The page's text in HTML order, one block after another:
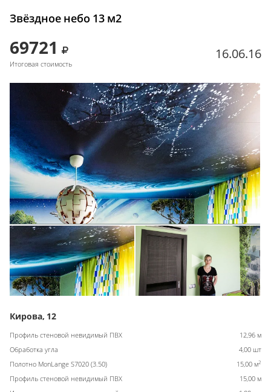
Звёздное небо 13 м2
69721
Итоговая стоимость
16.06.16
Кирова, 12
Профиль стеновой невидимый ПВХ
12,96 м
Обработка угла
4,00 шт
Полотно MonLange S7020 (3.50)
15,00 м2
Профиль стеновой невидимый ПВХ
15,00 м